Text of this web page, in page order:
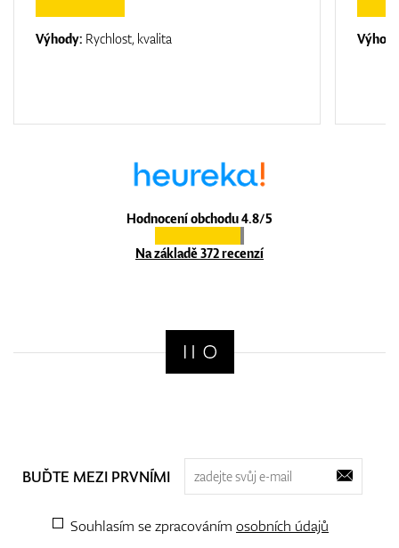
Hodnocení obchodu 4.8/5
Na základě 372 recenzí
Výhody: Rychlost, kvalita
BUĎTE MEZI PRVNÍMI
Souhlasím se zpracováním osobních údajů